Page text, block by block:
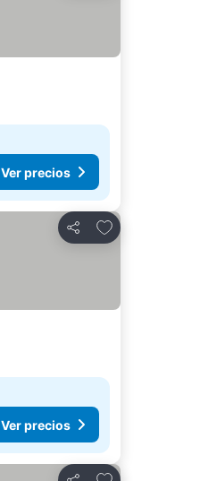
Ver precios
Compartir
Agregar a
Ver precios
Agregar a